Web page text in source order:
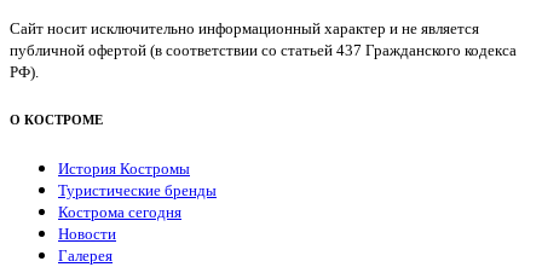
Сайт носит исключительно информационный характер и не является
публичной офертой (в соответствии со статьей 437 Гражданского кодекса
РФ).
О КОСТРОМЕ
История Костромы
Туристические бренды
Кострома сегодня
Новости
Галерея